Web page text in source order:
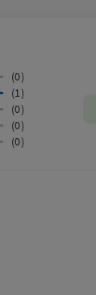
(0)
(1)
(0)
(0)
(0)